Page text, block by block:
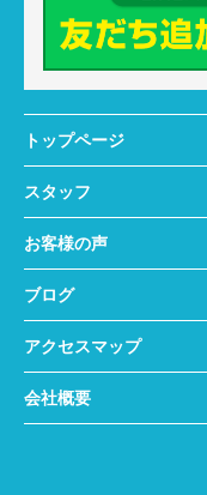
トップページ
スタッフ
お客様の声
ブログ
アクセスマップ
会社概要